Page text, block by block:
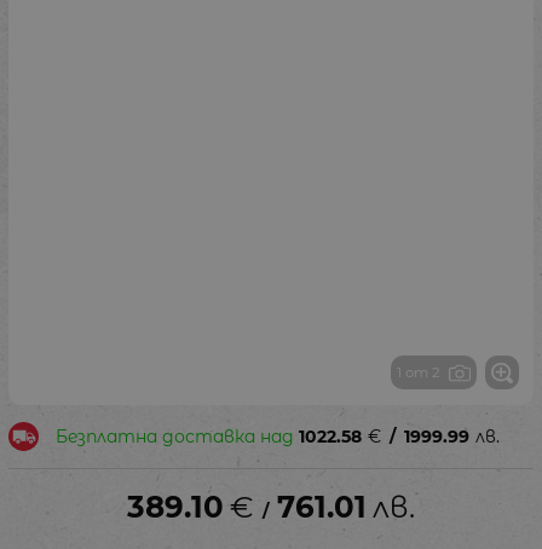
1 от 2
Безплатна доставка над 1022.58 € / 1999.99 лв.
389.10 € / 761.01 лв.